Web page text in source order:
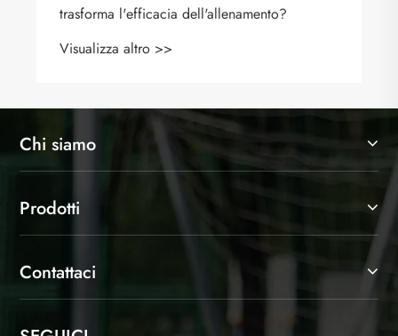
Chi siamo
Prodotti
Contattaci